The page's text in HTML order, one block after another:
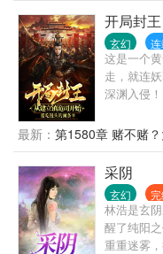
臣帝王纷
乐，一定
少睡一分
开局封
玄幻
这是一个
走，就连
深渊入侵
去争！ 大
祭坛系统
此获取丰
杀掉！ 什
侵？我将入
最新： 第1580章 赌不赌
采阴
玄幻
林浩是玄
醒了纯阳
重重迷雾